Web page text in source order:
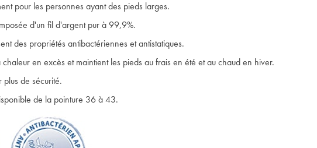
pour les personnes ayant des pieds larges.
d'un fil d'argent pur à 99,9%.
des propriétés antibactériennes et antistatiques.
en excès et maintient les pieds au frais en été et au chaud en hiver.
de sécurité.
de la pointure 36 à 43.